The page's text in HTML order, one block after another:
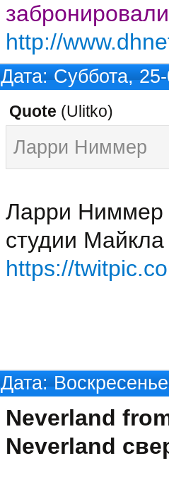
http://
Дата: Суббота,
Quote (Ulitko)
Ларри Ниммер
Ларри Ниммер
студии
https://
Дата:
Neverland
Neverland